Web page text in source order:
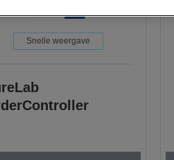
Snelle weergave